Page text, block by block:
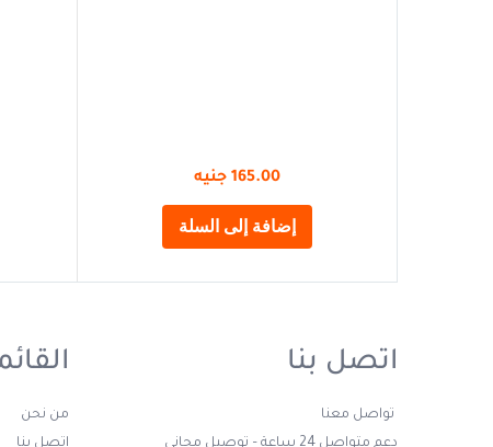
165.00 جنيه
إضافة إلى السلة
اتصل بنا
تواصل معنا
دعم متواصل 24 ساعة – توصيل مجانى
من نحن
اتصل بنا